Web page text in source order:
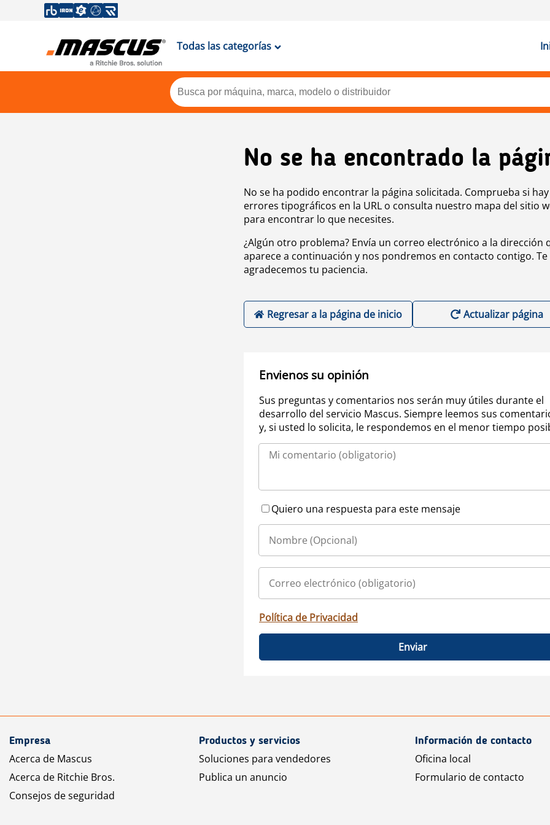
Todas las categorías
No se ha encontrado la
No se ha podido encontrar la página solicitada. Comprueba si hay
errores tipográficos en la URL o consulta nuestro mapa del sitio
para encontrar lo que necesites.
¿Algún otro problema? Envía un correo electrónico a la dirección
aparece a continuación y nos pondremos en contacto contigo. Te
agradecemos tu paciencia.
Regresar a la página de inicio Actualizar página
Envienos su opinión
Sus preguntas y comentarios nos serán muy útiles durante el
desarrollo del servicio Mascus. Siempre leemos sus
y, si usted lo solicita, le respondemos en el menor tiempo
Quiero una respuesta para este mensaje
Política de Privacidad
Enviar
Empresa
Acerca de Mascus
Acerca de Ritchie Bros.
Consejos de seguridad
Productos y servicios
Soluciones para vendedores
Publica un anuncio
Información de contacto
Oficina local
Formulario de contacto